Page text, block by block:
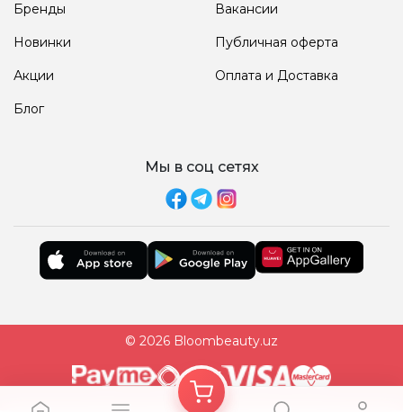
Бренды
Новинки
Акции
Блог
Вакансии
Публичная оферта
Оплата и Доставка
Мы в соц сетях
© 2026 Bloombeauty.uz